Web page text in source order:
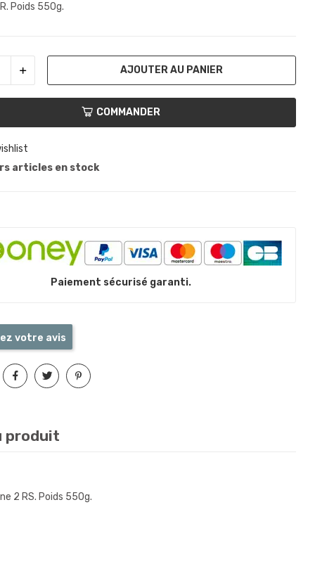
Poids 550g.
AJOUTER AU PANIER
COMMANDER
articles en stock
Paiement sécurisé garanti.
votre avis
produit
2 RS. Poids 550g.